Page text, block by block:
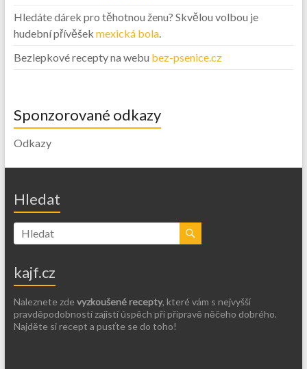
Hledáte dárek pro těhotnou ženu? Skvělou volbou je
hudební přívěšek mexická bola.
Bezlepkové recepty na webu bez-psenice.cz
Sponzorované odkazy
Odkazy
Hledat
kajf.cz
Naleznete zde vyzkoušené recepty, které vám s nejvyšší
pravděpodobností zajistí úspěch při přípravě něčeho dobrého.
Najděte si recept a pusťte se do toho!